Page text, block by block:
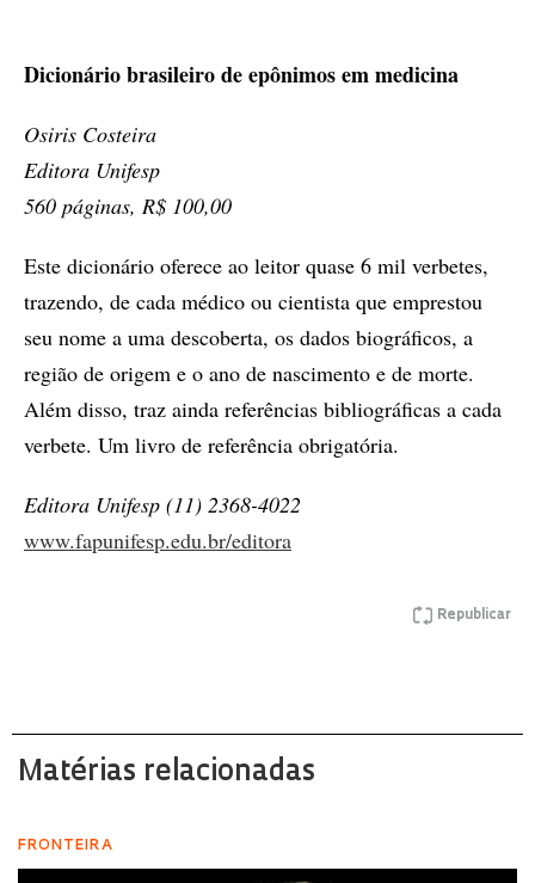
Dicionário brasileiro de epônimos em medicina
Osiris Costeira
Editora Unifesp
560 páginas, R$ 100,00
Este dicionário oferece ao leitor quase 6 mil verbetes,
trazendo, de cada médico ou cientista que emprestou
seu nome a uma descoberta, os dados biográficos, a
região de origem e o ano de nascimento e de morte.
Além disso, traz ainda referências bibliográficas a cada
verbete. Um livro de referência obrigatória.
Editora Unifesp (11) 2368-4022
www.fapunifesp.edu.br/editora
Republicar